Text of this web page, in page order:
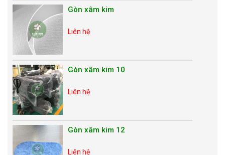
Gòn xâm kim
Liên hệ
Gòn xâm kim 10
Liên hệ
Gòn xâm kim 12
Liên hệ